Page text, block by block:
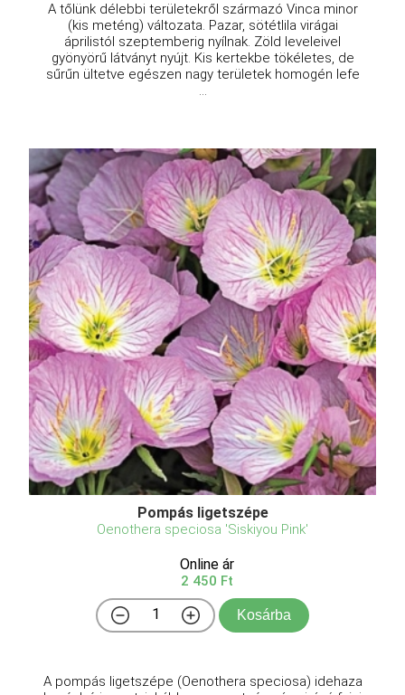
A tőlünk délebbi területekről származó Vinca minor
(kis meténg) változata. Pazar, sötétlila virágai
áprilistól szeptemberig nyílnak. Zöld leveleivel
gyönyörű látványt nyújt. Kis kertekbe tökéletes, de
sűrűn ültetve egészen nagy területek homogén lefe
...
Pompás ligetszépe
Oenothera speciosa 'Siskiyou Pink'
Online ár
2 450 Ft
Kosárba
A pompás ligetszépe (Oenothera speciosa) idehaza